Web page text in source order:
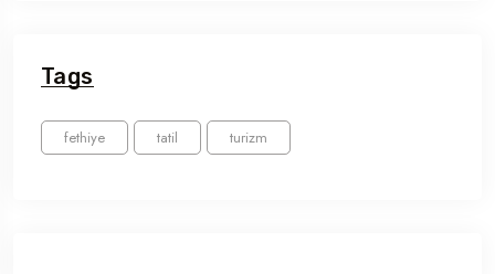
Tags
fethiye tatil turizm